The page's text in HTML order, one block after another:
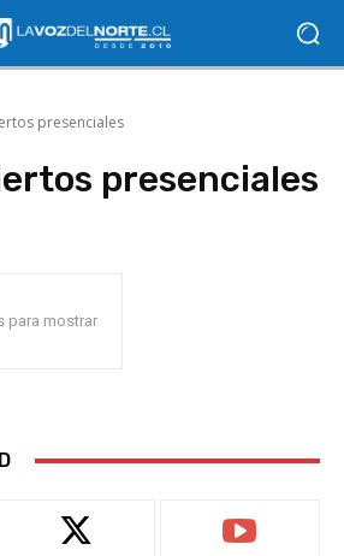
presenciales
presenciales
para mostrar